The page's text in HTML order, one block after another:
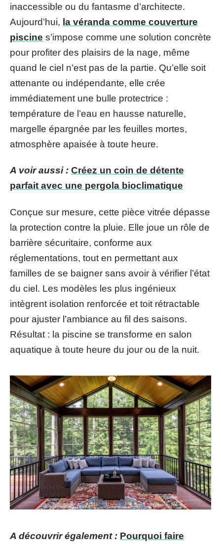
inaccessible ou du fantasme d’architecte.
Aujourd’hui, la véranda comme couverture
piscine s’impose comme une solution concrète
pour profiter des plaisirs de la nage, même
quand le ciel n’est pas de la partie. Qu’elle soit
attenante ou indépendante, elle crée
immédiatement une bulle protectrice :
température de l’eau en hausse naturelle,
margelle épargnée par les feuilles mortes,
atmosphère apaisée à toute heure.
A voir aussi : Créez un coin de détente
parfait avec une pergola bioclimatique
Conçue sur mesure, cette pièce vitrée dépasse
la protection contre la pluie. Elle joue un rôle de
barrière sécuritaire, conforme aux
réglementations, tout en permettant aux
familles de se baigner sans avoir à vérifier l’état
du ciel. Les modèles les plus ingénieux
intègrent isolation renforcée et toit rétractable
pour ajuster l’ambiance au fil des saisons.
Résultat : la piscine se transforme en salon
aquatique à toute heure du jour ou de la nuit.
A découvrir également : Pourquoi faire